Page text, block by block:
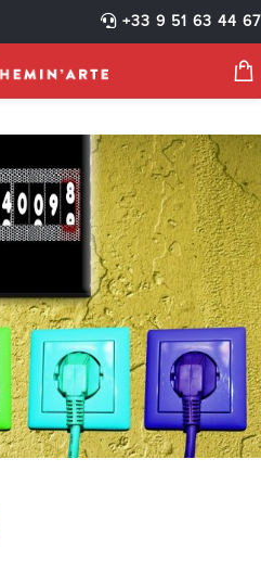
+33 9 51 63 44 67
6 mars 2019